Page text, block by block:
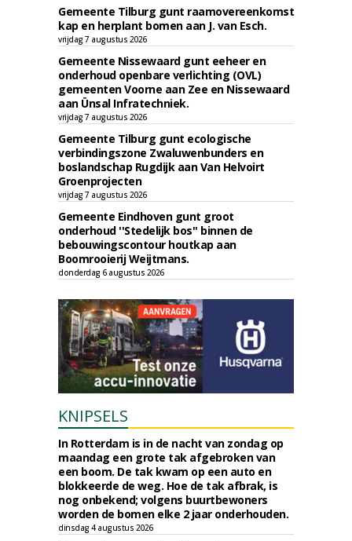
Gemeente Tilburg gunt raamovereenkomst
kap en herplant bomen aan J. van Esch.
vrijdag 7 augustus 2026
Gemeente Nissewaard gunt eeheer en
onderhoud openbare verlichting (OVL)
gemeenten Voorne aan Zee en Nissewaard
aan Ünsal Infratechniek.
vrijdag 7 augustus 2026
Gemeente Tilburg gunt ecologische
verbindingszone Zwaluwenbunders en
boslandschap Rugdijk aan Van Helvoirt
Groenprojecten
vrijdag 7 augustus 2026
Gemeente Eindhoven gunt groot
onderhoud ''Stedelijk bos'' binnen de
bebouwingscontour houtkap aan
Boomrooierij Weijtmans.
donderdag 6 augustus 2026
KNIPSELS
In Rotterdam is in de nacht van zondag op
maandag een grote tak afgebroken van
een boom. De tak kwam op een auto en
blokkeerde de weg. Hoe de tak afbrak, is
nog onbekend; volgens buurtbewoners
worden de bomen elke 2 jaar onderhouden.
dinsdag 4 augustus 2026